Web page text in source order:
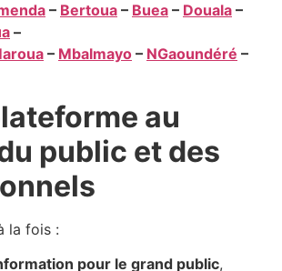
– Bertoua – Buea – Douala –
–
– Mbalmayo – NGaoundéré –
au
public et des
la fois :
pour le grand public,